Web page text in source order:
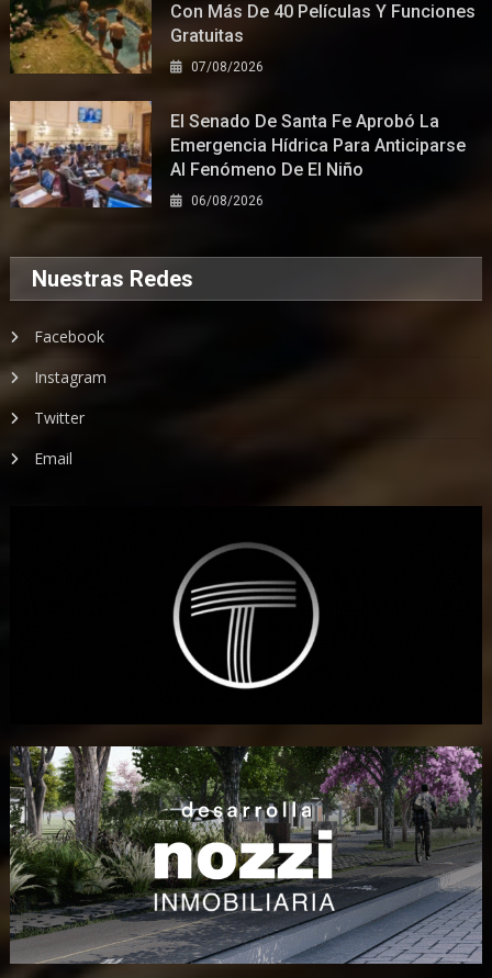
Con Más De 40 Películas Y Funciones
Gratuitas
07/08/2026
El Senado De Santa Fe Aprobó La
Emergencia Hídrica Para Anticiparse
Al Fenómeno De El Niño
06/08/2026
Nuestras Redes
Facebook
Instagram
Twitter
Email